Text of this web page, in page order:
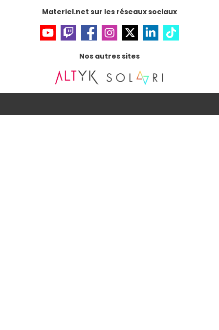
Materiel.net sur les réseaux sociaux
Nos autres sites